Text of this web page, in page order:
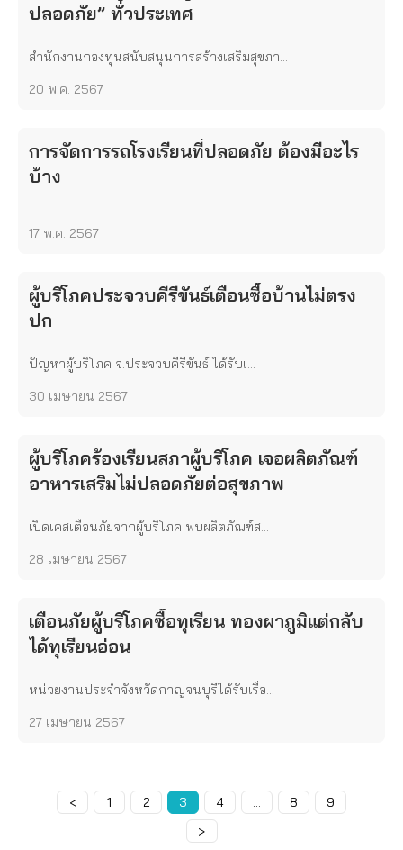
ปลอดภัย” ทั่วประเทศ
สำนักงานกองทุนสนับสนุนการสร้างเสริมสุขภา...
20 พ.ค. 2567
การจัดการรถโรงเรียนที่ปลอดภัย ต้องมีอะไร
บ้าง
17 พ.ค. 2567
ผู้บริโภคประจวบคีรีขันธ์เตือนซื้อบ้านไม่ตรง
ปก
ปัญหาผู้บริโภค จ.ประจวบคีรีขันธ์ ได้รับเ...
30 เมษายน 2567
ผู้บริโภคร้องเรียนสภาผู้บริโภค เจอผลิตภัณฑ์
อาหารเสริมไม่ปลอดภัยต่อสุขภาพ
เปิดเคสเตือนภัยจากผู้บริโภค พบผลิตภัณฑ์ส...
28 เมษายน 2567
เตือนภัยผู้บริโภคซื้อทุเรียน ทองผาภูมิแต่กลับ
ได้ทุเรียนอ่อน
หน่วยงานประจำจังหวัดกาญจนบุรีได้รับเรื่อ...
27 เมษายน 2567
< Page
1 Page
2 Page
3 Page
4 Page
8 Page
9
>